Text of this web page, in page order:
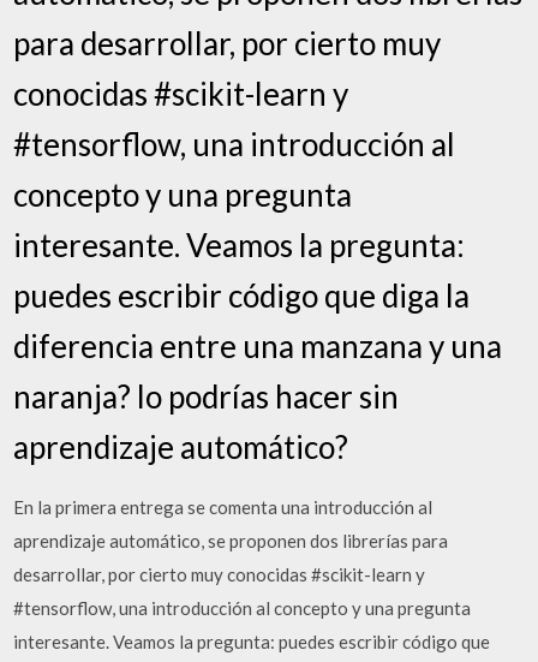
para desarrollar, por cierto muy
conocidas #scikit-learn y
#tensorflow, una introducción al
concepto y una pregunta
interesante. Veamos la pregunta:
puedes escribir código que diga la
diferencia entre una manzana y una
naranja? lo podrías hacer sin
aprendizaje automático?
En la primera entrega se comenta una introducción al
aprendizaje automático, se proponen dos librerías para
desarrollar, por cierto muy conocidas #scikit-learn y
#tensorflow, una introducción al concepto y una pregunta
interesante. Veamos la pregunta: puedes escribir código que